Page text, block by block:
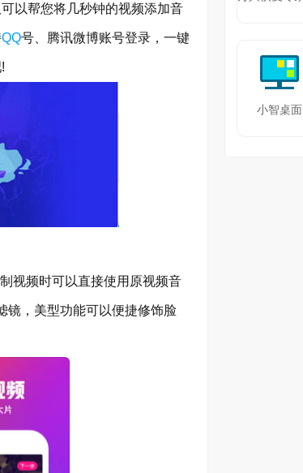
以帮您将几秒钟的视频添加音
QQ号、腾讯微博账号登录，一键
视频时可以直接使用原视频音
镜，美型功能可以便捷修饰脸
小智桌面